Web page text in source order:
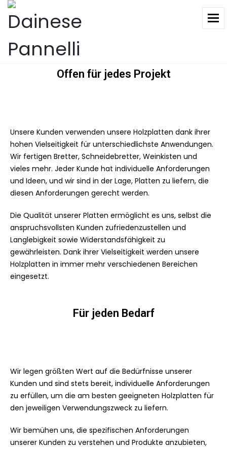
Offen für jedes Projekt
Unsere Kunden verwenden unsere Holzplatten dank ihrer
hohen Vielseitigkeit für unterschiedlichste Anwendungen.
Wir fertigen Bretter, Schneidebretter, Weinkisten und
vieles mehr. Jeder Kunde hat individuelle Anforderungen
und Ideen, und wir sind in der Lage, Platten zu liefern, die
diesen Anforderungen gerecht werden.
Die Qualität unserer Platten ermöglicht es uns, selbst die
anspruchsvollsten Kunden zufriedenzustellen und
Langlebigkeit sowie Widerstandsfähigkeit zu
gewährleisten. Dank ihrer Vielseitigkeit werden unsere
Holzplatten in immer mehr verschiedenen Bereichen
eingesetzt.
Für jeden Bedarf
Wir legen größten Wert auf die Bedürfnisse unserer
Kunden und sind stets bereit, individuelle Anforderungen
zu erfüllen, um die am besten geeigneten Holzplatten für
den jeweiligen Verwendungszweck zu liefern.
Wir bemühen uns, die spezifischen Anforderungen
unserer Kunden zu verstehen und Produkte anzubieten,